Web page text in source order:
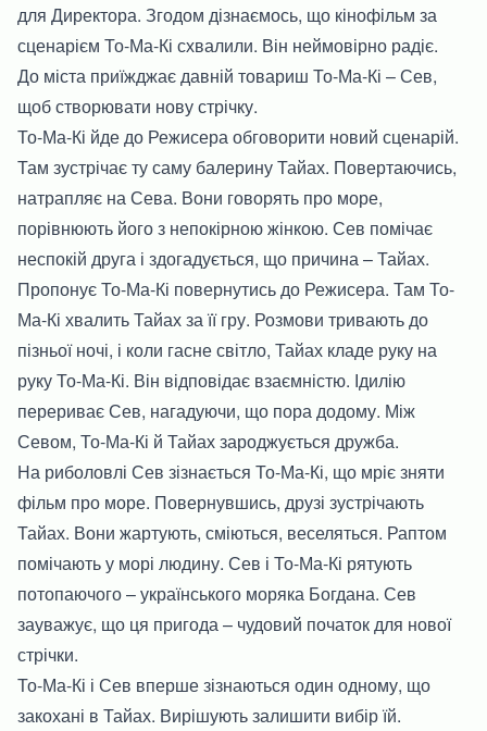
для Директора. Згодом дізнаємось, що кінофільм за
сценарієм То-Ма-Кі схвалили. Він неймовірно радіє.
До міста приїжджає давній товариш То-Ма-Кі – Сев,
щоб створювати нову стрічку.
То-Ма-Кі йде до Режисера обговорити новий сценарій.
Там зустрічає ту саму балерину Тайах. Повертаючись,
натрапляє на Сева. Вони говорять про море,
порівнюють його з непокірною жінкою. Сев помічає
неспокій друга і здогадується, що причина – Тайах.
Пропонує То-Ма-Кі повернутись до Режисера. Там То-
Ма-Кі хвалить Тайах за її гру. Розмови тривають до
пізньої ночі, і коли гасне світло, Тайах кладе руку на
руку То-Ма-Кі. Він відповідає взаємністю. Ідилію
перериває Сев, нагадуючи, що пора додому. Між
Севом, То-Ма-Кі й Тайах зароджується дружба.
На риболовлі Сев зізнається То-Ма-Кі, що мріє зняти
фільм про море. Повернувшись, друзі зустрічають
Тайах. Вони жартують, сміються, веселяться. Раптом
помічають у морі людину. Сев і То-Ма-Кі рятують
потопаючого – українського моряка Богдана. Сев
зауважує, що ця пригода – чудовий початок для нової
стрічки.
То-Ма-Кі і Сев вперше зізнаються один одному, що
закохані в Тайах. Вирішують залишити вибір їй.